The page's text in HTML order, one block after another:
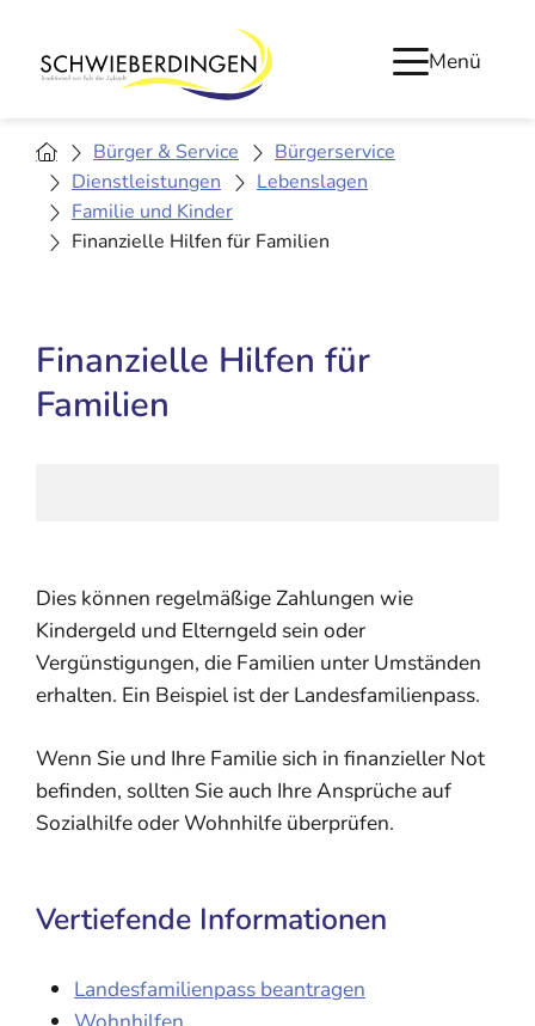
Menü
Bürger & Service
Bürgerservice
Dienstleistungen
Lebenslagen
Familie und Kinder
Finanzielle Hilfen für Familien
Finanzielle Hilfen für
Familien
Dies können regelmäßige Zahlungen wie
Kindergeld und Elterngeld sein oder
Vergünstigungen, die Familien unter Umständen
erhalten. Ein Beispiel ist der Landesfamilienpass.
Wenn Sie und Ihre Familie sich in finanzieller Not
befinden, sollten Sie auch Ihre Ansprüche auf
Sozialhilfe oder Wohnhilfe überprüfen.
Vertiefende Informationen
Landesfamilienpass beantragen